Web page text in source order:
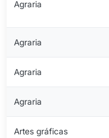
Agraria
Agraria
Agraria
Agraria
Artes gráficas